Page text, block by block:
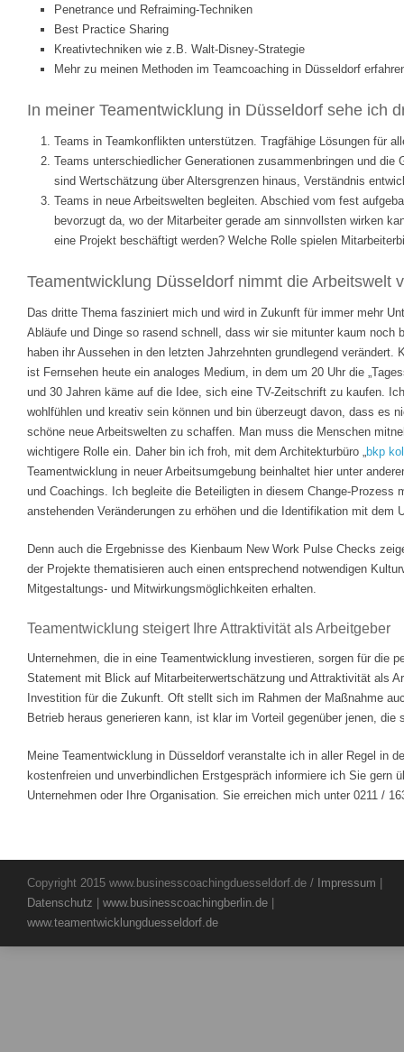
Penetrance und Refraiming-Techniken
Best Practice Sharing
Kreativtechniken wie z.B. Walt-Disney-Strategie
Mehr zu meinen Methoden im Teamcoaching in Düsseldorf
In meiner Teamentwicklung in Düsseldorf sehe ich
Teams in Teamkonflikten unterstützen. Tragfähige Lösungen für
Teams unterschiedlicher Generationen zusammenbringen und
sind Wertschätzung über Altersgrenzen hinaus, Verständnis
Teams in neue Arbeitswelten begleiten. Abschied vom fest
bevorzugt da, wo der Mitarbeiter gerade am sinnvollsten wirken
eine Projekt beschäftigt werden? Welche Rolle spielen
Teamentwicklung Düsseldorf nimmt die Arbeitswelt
Das dritte Thema fasziniert mich und wird in Zukunft für immer mehr
Abläufe und Dinge so rasend schnell, dass wir sie mitunter kaum
haben ihr Aussehen in den letzten Jahrzehnten grundlegend
ist Fernsehen heute ein analoges Medium, in dem um 20 Uhr die
und 30 Jahren käme auf die Idee, sich eine TV-Zeitschrift zu kaufen.
wohlfühlen und kreativ sein können und bin überzeugt davon, dass es
schöne neue Arbeitswelten zu schaffen. Man muss die Menschen
wichtigere Rolle ein. Daher bin ich froh, mit dem Architekturbüro „bkp
Teamentwicklung in neuer Arbeitsumgebung beinhaltet hier unter
und Coachings. Ich begleite die Beteiligten in diesem Change-
anstehenden Veränderungen zu erhöhen und die Identifikation mit dem
Denn auch die Ergebnisse des Kienbaum New Work Pulse Checks
der Projekte thematisieren auch einen entsprechend notwendigen
Mitgestaltungs- und Mitwirkungsmöglichkeiten erhalten.
Teamentwicklung steigert Ihre Attraktivität als Arbeitgeber
Unternehmen, die in eine Teamentwicklung investieren, sorgen für die
Statement mit Blick auf Mitarbeiterwertschätzung und Attraktivität als
Investition für die Zukunft. Oft stellt sich im Rahmen der Maßnahme
Betrieb heraus generieren kann, ist klar im Vorteil gegenüber jenen,
Meine Teamentwicklung in Düsseldorf veranstalte ich in aller Regel in
kostenfreien und unverbindlichen Erstgespräch informiere ich Sie gern
Unternehmen oder Ihre Organisation. Sie erreichen mich unter 0211 /
Copyright 2015 www.businesscoachingduesseldorf.de / Impressum
Datenschutz
www.businesscoachingberlin.de
www.teamentwicklungduesseldorf.de